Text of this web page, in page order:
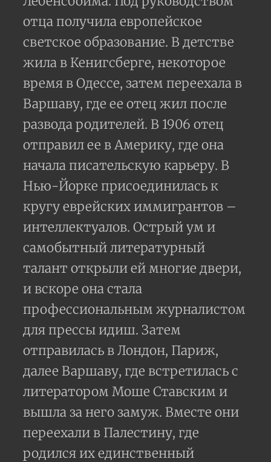
отца получила европейское
светское образование. В детстве
жила в Кенигсберге, некоторое
время в Одессе, затем переехала в
Варшаву, где ее отец жил после
развода родителей. В 1906 отец
отправил ее в Америку, где она
начала писательскую карьеру. В
Нью-Йорке присоединилась к
кругу еврейских иммигрантов –
интеллектуалов. Острый ум и
самобытный литературный
талант открыли ей многие двери,
и вскоре она стала
профессиональным журналистом
для прессы идиш. Затем
отправилась в Лондон, Париж,
далее Варшаву, где встретилась с
литератором Моше Ставским и
вышла за него замуж. Вместе они
переехали в Палестину, где
родился их единственный